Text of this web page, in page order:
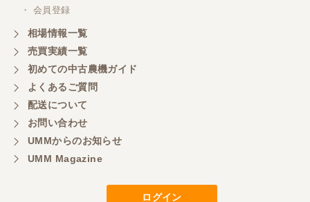
・ 会員登録
相場情報一覧
売買実績一覧
初めての中古農機ガイド
よくあるご質問
配送について
お問い合わせ
UMMからのお知らせ
UMM Magazine
ログイン